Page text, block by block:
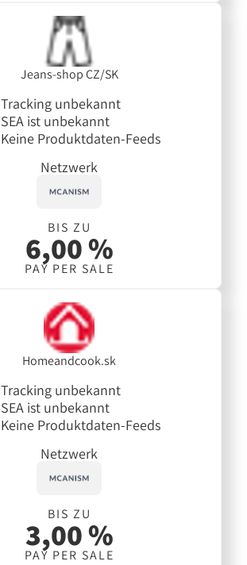
Jeans-shop CZ/SK
Tracking unbekannt
SEA ist unbekannt
Keine Produktdaten-Feeds
Netzwerk
BIS ZU
6,00 %
PAY PER SALE
Homeandcook.sk
Tracking unbekannt
SEA ist unbekannt
Keine Produktdaten-Feeds
Netzwerk
BIS ZU
3,00 %
PAY PER SALE